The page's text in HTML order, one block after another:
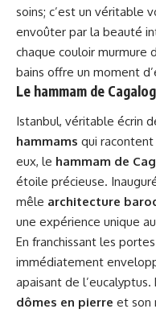
soins; c’est un véritable
envoûter par la beauté
chaque couloir murmure
bains offre un moment
Le hammam de
Istanbul, véritable écrin
hammams qui racontent
eux, le hammam de
étoile précieuse.
mêle architecture
une expérience unique
En franchissant les
immédiatement
apaisant de
dômes en pierre et son